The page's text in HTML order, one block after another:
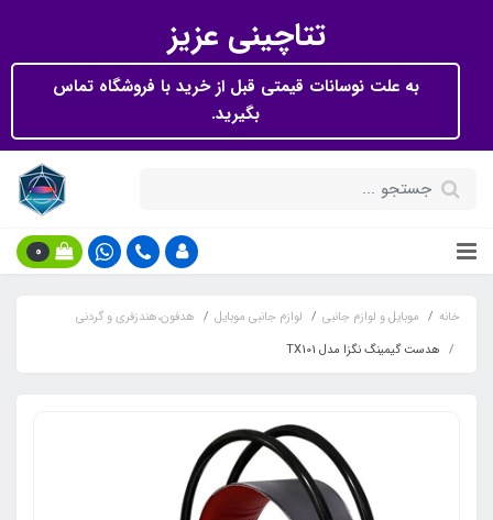
تتاچینی عزیز
به علت نوسانات قیمتی قبل از خرید با فروشگاه تماس
بگیرید.
0
خانه موبایل و لوازم جانبی لوازم جانبی موبایل
هدفون،هندزفری و گردنی
هدست گیمینگ نگزا مدل TX101